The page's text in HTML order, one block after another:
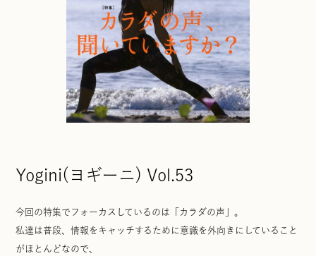
Yogini(ヨギーニ) Vol.53
今回の特集でフォーカスしているのは「カラダの声」。
私達は普段、情報をキャッチするために意識を外向きにしていること
がほとんどなので、